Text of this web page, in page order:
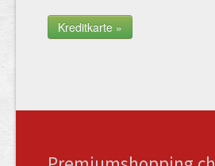
Kreditkarte »